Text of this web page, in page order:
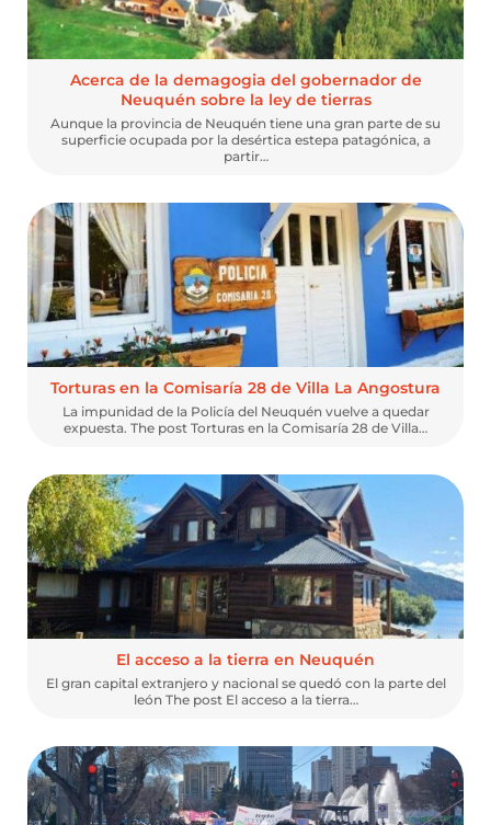
Acerca de la demagogia del gobernador de
Neuquén sobre la ley de tierras
Aunque la provincia de Neuquén tiene una gran parte de su
superficie ocupada por la desértica estepa patagónica, a
partir…
Torturas en la Comisaría 28 de Villa La Angostura
La impunidad de la Policía del Neuquén vuelve a quedar
expuesta. The post Torturas en la Comisaría 28 de Villa…
El acceso a la tierra en Neuquén
El gran capital extranjero y nacional se quedó con la parte del
león The post El acceso a la tierra…